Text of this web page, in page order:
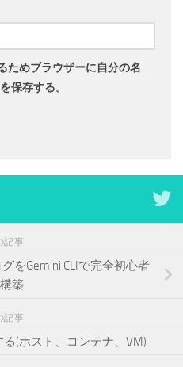
ためブラウザーに自分の名
保存する。
記事
をGemini CLIで完全初心者
築
記事
(ホスト、コンテナ、VM)